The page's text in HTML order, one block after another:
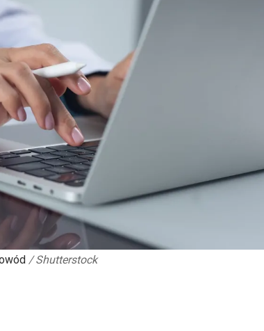
/ Shutterstock